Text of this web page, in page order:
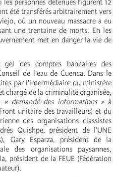
personnes détenues figurent 12
été transférés arbitrairement vers
où un nouveau massacre a eu
une trentaine de morts. En les
met en danger la vie de
des comptes bancaires des
de l’eau de Cuenca. Dans le
par l’intermédiaire du ministère
chargé de la criminalité organisée,
« demandé des informations »à
unitaire des travailleurs) et du
des organisations classistes
Quishpe, président de l’UNE
Gary Esparza, président de la
des organisations paysannes,
président de la FEUE (Fédération